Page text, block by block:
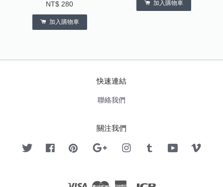
NT$ 280
加入購物車
加入購物車
快速連結
聯絡我們
關注我們
Twitter FacebookPinterest Google InstagramTumblr YouTube
Visa Master American